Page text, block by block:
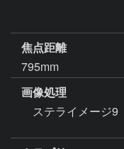
焦点距離
795mm
画像処理
ステライメージ9